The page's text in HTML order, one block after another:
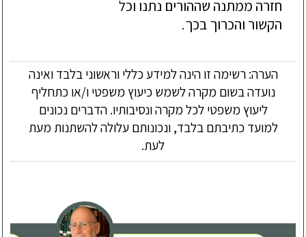
חזרה ממתנה שההורים נתנו וכל
הקשור והכרוךבכך.
הערה: רשימה זו הינה למידע כללי וראשוני בלבד ואינה
נועדה בשום מקרה לשמש כיעוץ משפטי ו/או כתחליף
ליעוץ משפטי לכל מקרה ונסיבותיו. הדברים נכונים
למועד כתיבתם בלבד, ונכונותם עלולה להשתנות מעת
לעת.